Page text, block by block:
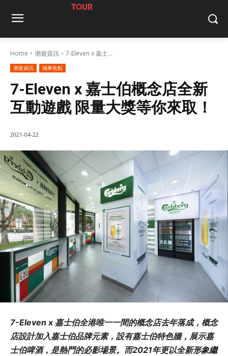
Home 潮遊資訊 7-Eleven x 嘉士...
潮遊資訊 城事焦點
7-Eleven x 嘉士伯概念店全新
互動遊戲 限量大獎等你來取！
2021-04-22
7-Eleven x 嘉士伯全港唯一一間的概念店去年落成，概念
店設計加入嘉士伯品牌元素，設有嘉士伯特色牆，展示嘉
士伯啤酒，是熱門的必影場景。而2021年更以全新形象繼